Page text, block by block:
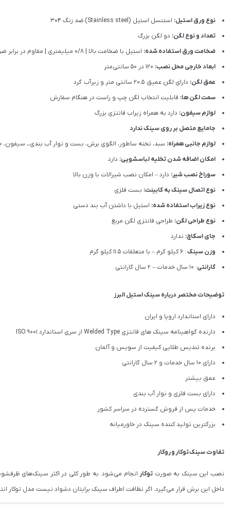
نوع ورق استیل: استنسل استیل (Stainless steel) ضد زنگ 304
تعداد و نوع لگن: دو لگن بزرگ
ضخامت ورق استفاده شده: استیل با ضخامت بالا | 0/8 میلیمتری | مقاوم در برابر ضربه، خوردگی و گرما | جاذب صدا
ابعاد خارجی محل نصب:
عمق لگن: دارای لگن عمیق 20.5 سانتی متر و زیرآب گرد
سمت لگن ها: قابلیت انتخاب لگن چپ و راست در هنگام سفارش
لوازم سیفون: دارد به همراه زیراب فانتزی بزرگ
جامایع متصل بر روی سینک ندارد
لوازم جانبی همراه: سبد، تخته ساطور، الگوی برش، بست و نوار آب بندی،، سیفون،
امکان اضافه شدن تخلیه لباسشویی: دارد
سوراخ نصب شیر: دارد – امکان نصب شیرالات با وزن بالا
نوع اتصال سینک به کابینت: بست فلزی
نوع زیراب استفاده شده: استیل با داشتن آب بند دستی
نوع طراحی لگن: طراحی فانتزی لگن مربع
جای اسکاچ: ندارد
وزن سینک: 6 کیلو گرم – با متعلقات 11.5 کیلو گرم
گارانتی: 10 سال خدمات – 2 سال گارانتی
توضیحات مختصر درباره سینک استیل البرز
دارای استاندارد اروپا و ایران
دارنده گواهینامه سینک های فانتزی Welded Type از سری استاندارد ISO 9001
برنده تندیس طلایی کیفیت از سویس و آلمان
دارای ۱۰ سال خدمات و 2 سال گارانتی
عمق بیشتر
دارای بست فلزی و نوار آب بندی
خدمات پس از فروش گسترده در سراسر کشور
بزرگترین تولید کننده سینک در خاورمیانه
تفاوت سینک توکار و روکار
نصب این سینک به صورت توکار انجام می‌شود. به طور کلی در اکثر سینک‌های
داخل این برش قرار می‌گیرد. اگر نظافت اطراف سینک برایتان دشواد نیست مدل توکار